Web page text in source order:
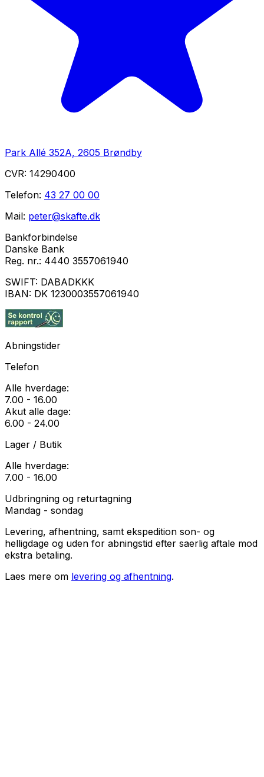
Park Allé 352A, 2605 Brøndby
CVR: 14290400
Telefon: 43 27 00 00
Mail: peter@skafte.dk
Bankforbindelse
Danske Bank
Reg. nr.: 4440 3557061940
SWIFT: DABADKKK
IBAN: DK 1230003557061940
Abningstider
Telefon
Alle hverdage:
7.00 - 16.00
Akut alle dage:
6.00 - 24.00
Lager / Butik
Alle hverdage:
7.00 - 16.00
Udbringning og returtagning
Mandag - sondag
Levering, afhentning, samt ekspedition son- og
helligdage og uden for abningstid efter saerlig aftale mod
ekstra betaling.
Laes mere om levering og afhentning.